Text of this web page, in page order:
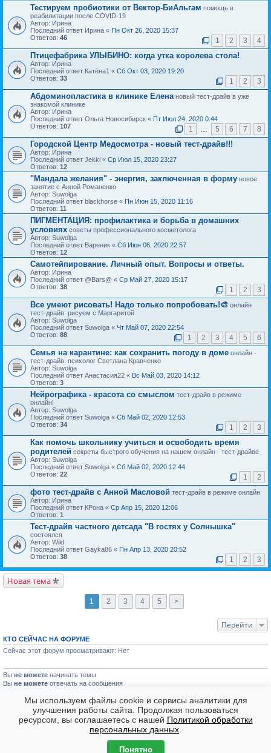
Тестируем пробиотики от Вектор-БиАльгам помощь в
реабилитации после COVID-19
Автор: Ирина
Последний ответ Ирина « Пн Окт 26, 2020 15:37
Ответов: 46 1 2 3 4
Птицефабрика УЛЫБИНО: когда утка королева стола!
Автор: Ирина
Последний ответ Катёна1 « Сб Окт 03, 2020 19:20
Ответов: 33 1 2 3
Абдоминопластика в клинике Елена новый тест-драйв в уже
знакомой клинике
Автор: Ирина
Последний ответ Ольга Новосибирск « Пт Июл 24, 2020 0:44
Ответов: 107 1 … 5 6 7 8
Городской Центр Медосмотра - новый тест-драйв!!!
Автор: Ирина
Последний ответ Jekki « Ср Июл 15, 2020 23:27
Ответов: 12
"Мандала желания" - энергия, заключенная в форму новое
занятие с Анной Романенко
Автор: Suwolga
Последний ответ blackhorse « Пн Июн 15, 2020 11:16
Ответов: 11
ПИГМЕНТАЦИЯ: профилактика и борьба в домашних
условиях советы профессионального косметолога
Автор: Suwolga
Последний ответ Вареник « Сб Июн 06, 2020 22:57
Ответов: 12
Самотейпирование. Личный опыт. Вопросы и ответы.
Автор: Ирина
Последний ответ @Bars@ « Ср Май 27, 2020 15:17
Ответов: 38 1 2 3
Все умеют рисовать! Надо только попробовать!🎨 онлайн
тест-драйв: рисуем с Маргаритой
Автор: Suwolga
Последний ответ Suwolga « Чт Май 07, 2020 22:54
Ответов: 88 1 2 3 4 5 6
Семья на карантине: как сохранить погоду в доме онлайн -
тест-драйв: психолог Светлана Кравченко
Автор: Suwolga
Последний ответ Анаcтаcия22 « Вс Май 03, 2020 14:12
Ответов: 3
Нейрографика - красота со смыслом тест-драйв в режиме
онлайн!
Автор: Suwolga
Последний ответ Suwolga « Сб Май 02, 2020 12:53
Ответов: 34 1 2 3
Как помочь школьнику учиться и освободить время
родителей секреты быстрого обучения на нашем онлайн - тест-драйве
Автор: Suwolga
Последний ответ Suwolga « Сб Май 02, 2020 12:44
Ответов: 22 1 2
фото тест-драйв с Анной Масловой тест-драйв в режиме онлайн
Автор: Ирина
Последний ответ КРона « Ср Апр 15, 2020 12:06
Ответов: 1
Тест-драйв частного детсада "В гостях у Солнышка"
состоялся
Автор: Wild
Последний ответ Gayka86 « Пн Апр 13, 2020 20:52
Ответов: 38 1 2 3
Новая тема
1 2 3 4 5 >
Перейти
КТО СЕЙЧАС НА ФОРУМЕ
Сейчас этот форум просматривают: Нет
Вы не можете начинать темы
Вы не можете отвечать на сообщения
не можетеудалять свои сообщения
не можете голосовать в опросах
Часовой пояс: GMT + 7
phpBB ® Forum Software © phpBB Limited
Мы используем файлы cookie и сервисы аналитики для
улучшения работы сайта. Продолжая пользоваться
ресурсом, вы соглашаетесь с нашей Политикой обработки
персональных данных
Понятно